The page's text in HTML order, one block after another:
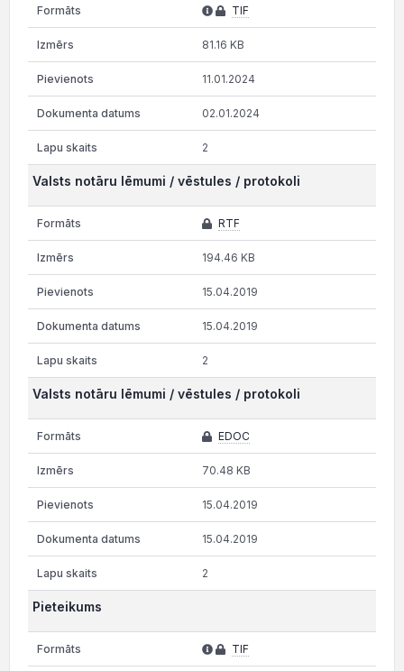
TIF
81.16 KB
11.01.2024
02.01.2024
2
Valsts notāru lēmumi / vēstules / protokoli
RTF
194.46 KB
15.04.2019
15.04.2019
2
Valsts notāru lēmumi / vēstules / protokoli
EDOC
70.48 KB
15.04.2019
15.04.2019
2
Pieteikums
TIF